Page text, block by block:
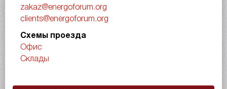
zakaz@energoforum.org
clients@energoforum.org
Схемы проезда
Офис
Склады